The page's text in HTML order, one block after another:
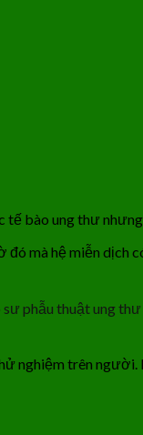
tế bào ung thư
mà hệ miễn dịch
sư phẫu thuật ung
nghiệm trên